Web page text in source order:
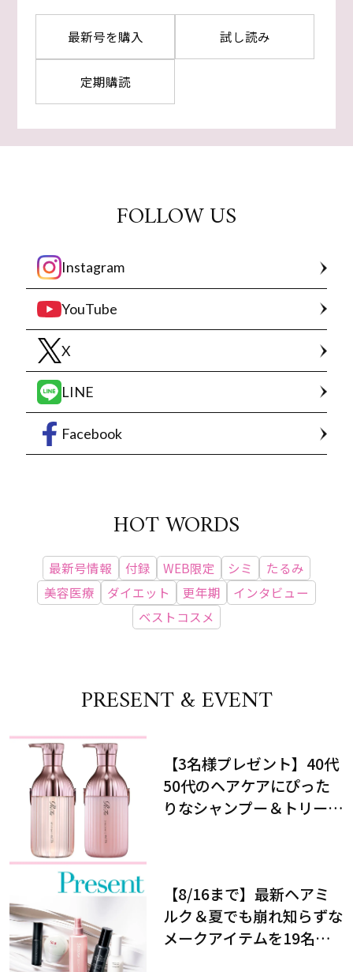
最新号を購入 試し読み
定期購読
FOLLOW US
Instagram
YouTube
X
LINE
Facebook
HOT WORDS
最新号情報 付録 WEB限定 シミ
たるみ
美容医療
ダイエット 更年期
インタビュー
ベストコスメ
PRESENT & EVENT
【3名様プレゼント】40代
50代のヘアケアにぴった
りなシャンプー＆トリート
【8/16まで】最新ヘアミ
ルク＆夏でも崩れ知らずな
メークアイテムを19名様